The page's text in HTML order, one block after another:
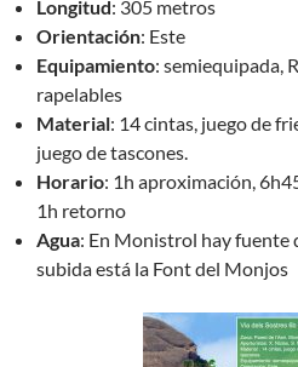
Longitud: 305 metros
Orientación: Este
Equipamiento: semiequipada,
rapelables
Material: 14 cintas, juego de
juego de tascones.
Horario: 1h aproximación,
1h retorno
Agua: En Monistrol hay fuente
subida está la Font del Monjos